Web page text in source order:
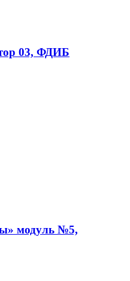
03, ФДИБ
модуль №5,